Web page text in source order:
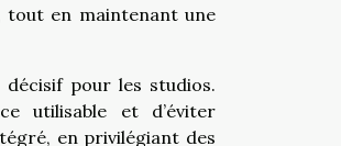
tout en maintenant une
pour les studios.
utilisable et d’éviter
en privilégiant des